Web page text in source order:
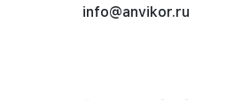
info@anvikor.ru